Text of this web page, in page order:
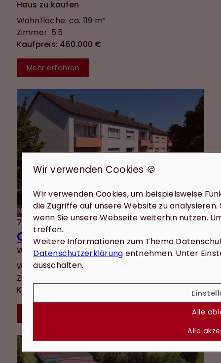
Haus zu kaufen
Wohnfläche: ca. 119 m²
Zimmer: 5.5
Kaufpreis: 450.000 €
Mehr erfahren
NEU
74399 Walheim
Charmante 3,5-Zimmer-Wohnung mit guter Aufteilung, Balkon, Einbauküche und zwei Stellplätzen
Wohnung zu kaufen
Wohnfläche: ca. 74 m²
Zimmer: 3.5
Kaufpreis: 260.000 €
Wir verwenden Cookies 🍪
Wir verwenden Cookies, um beispielsweise
die Zugriffe auf unsere Website zu analysieren.
wenn Sie unsere Webseite weiterhin nutzen.
treffen.
Weitere Informationen zum Thema
Datenschutzerklärung entnehmen. Unter
ausschalten.
Alle
Alle